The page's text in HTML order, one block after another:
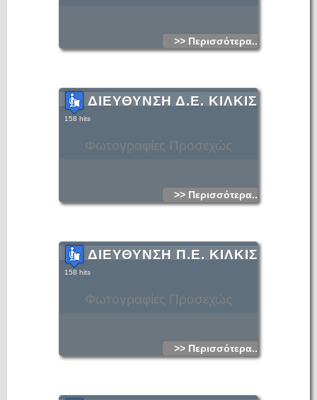
>> Περισσότερα...
Φωτογραφίες Προσεχώς
ΔΙΕΥΘΥΝΣΗ Δ.Ε. ΚΙΛΚΙΣ
158 hits
>> Περισσότερα...
Φωτογραφίες Προσεχώς
ΔΙΕΥΘΥΝΣΗ Π.Ε. ΚΙΛΚΙΣ
158 hits
>> Περισσότερα...